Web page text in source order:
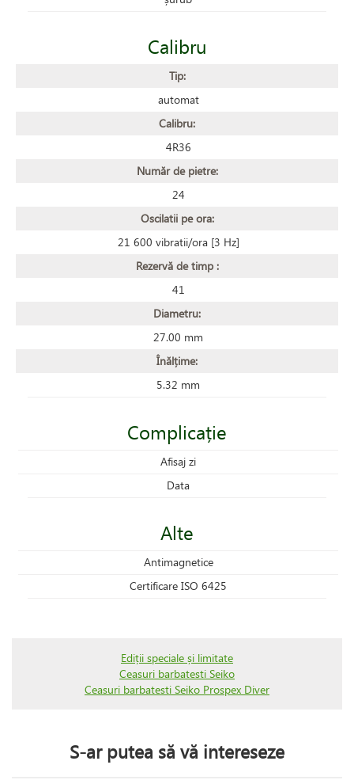
Calibru
Tip:
automat
Calibru:
4R36
Număr de pietre:
24
Oscilatii pe ora:
21 600 vibratii/ora [3 Hz]
Rezervă de timp :
41
Diametru:
27.00 mm
Înălțime:
5.32 mm
Complicație
Afisaj zi
Data
Alte
Antimagnetice
Certificare ISO 6425
Ediții speciale și limitate
Ceasuri barbatesti Seiko
Ceasuri barbatesti Seiko Prospex Diver
S-ar putea să vă intereseze